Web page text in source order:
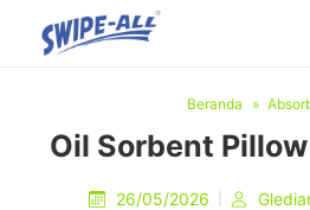
Beranda
Oil Sorbent
26/05/2026